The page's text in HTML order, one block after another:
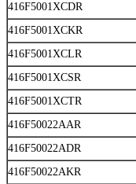
416F5001XCDR
416F5001XCKR
416F5001XCLR
416F5001XCSR
416F5001XCTR
416F50022AAR
416F50022ADR
416F50022AKR